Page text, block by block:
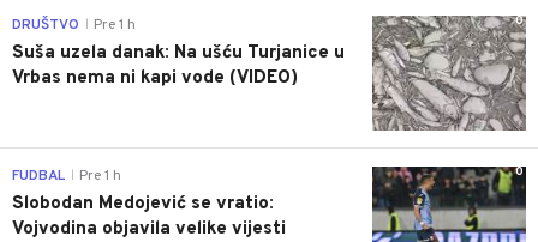
0
DRUŠTVO Pre 1 h
Suša uzela danak: Na ušću Turjanice u
Vrbas nema ni kapi vode (VIDEO)
0
FUDBAL Pre 1 h
Slobodan Medojević se vratio:
Vojvodina objavila velike vijesti